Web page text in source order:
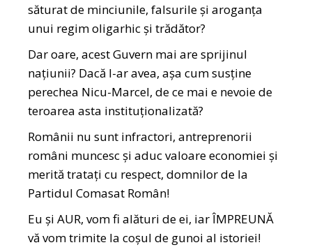
săturat de minciunile, falsurile și aroganța
unui regim oligarhic și trădător?
Dar oare, acest Guvern mai are sprijinul
națiunii? Dacă l-ar avea, așa cum susține
perechea Nicu-Marcel, de ce mai e nevoie de
teroarea asta instituționalizată?
Românii nu sunt infractori, antreprenorii
români muncesc și aduc valoare economiei și
merită tratați cu respect, domnilor de la
Partidul Comasat Român!
Eu și AUR, vom fi alături de ei, iar ÎMPREUNĂ
vă vom trimite la coșul de gunoi al istoriei!